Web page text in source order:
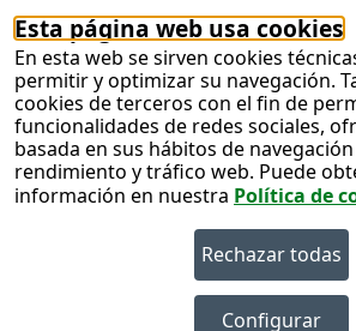
Esta página web usa cookies
En esta web se sirven cookies
permitir y optimizar su navegación.
cookies de terceros con el fin de
funcionalidades de redes sociales,
basada en sus hábitos de
rendimiento y tráfico web. Puede
información en nuestra Política de